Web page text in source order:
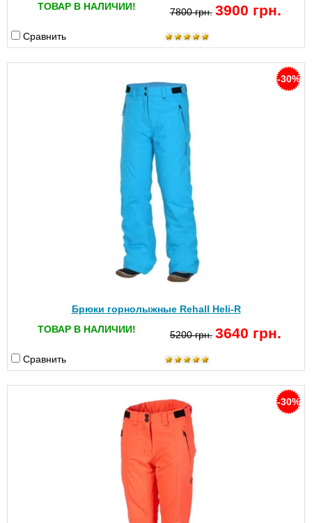
ТОВАР В НАЛИЧИИ!
7800 грн. 3900 грн.
Сравнить
-30%
Брюки горнолыжные Rehall Heli-R
ТОВАР В НАЛИЧИИ!
5200 грн. 3640 грн.
Сравнить
-30%